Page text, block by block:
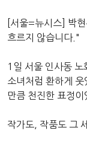
[서울=뉴시스] 박
흐르지 않습니다."
1일 서울 인사동
소녀처럼 환하게
만큼 천진한 표정이
작가도, 작품도 그